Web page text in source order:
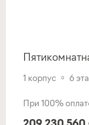
1 корпус 6
При 100%